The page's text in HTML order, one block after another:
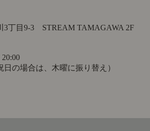
3丁目9-3 STREAM TAMAGAWA 2F
の場合は、木曜に振り替え）